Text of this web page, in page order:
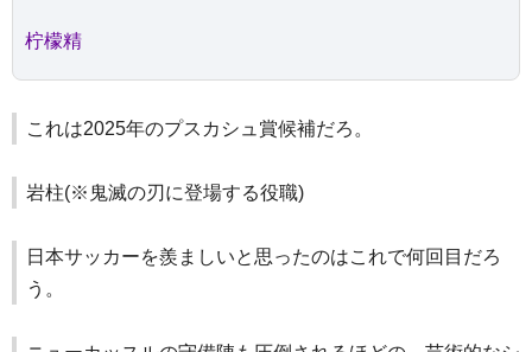
柠檬精
これは2025年のプスカシュ賞候補だろ。
岩柱(※鬼滅の刃に登場する役職)
日本サッカーを羨ましいと思ったのはこれで何回目だろ
う。